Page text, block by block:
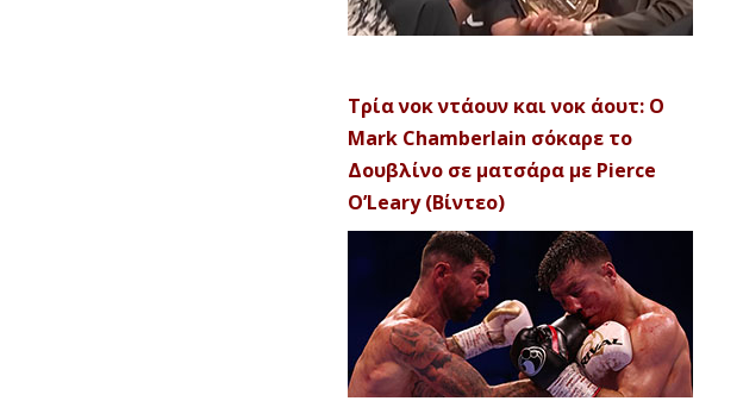
Τρία νοκ ντάουν και νοκ άουτ: Ο
Mark Chamberlain σόκαρε το
Δουβλίνο σε ματσάρα με Pierce
O’Leary (Βίντεο)